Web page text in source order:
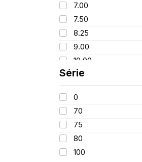
7.00
7.50
8.25
9.00
10.00
11
11.00
12
14.00
18.00
225
265
Série
0
70
75
80
100